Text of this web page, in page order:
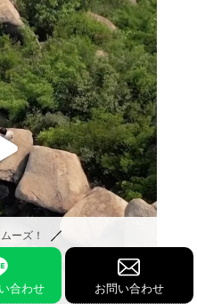
ーズ！
合わせ お問い合わせ